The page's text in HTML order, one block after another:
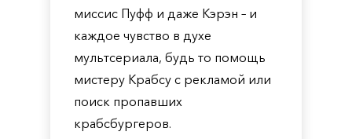
миссис Пуфф и даже Кэрэн – и
каждое чувство в духе
мультсериала, будь то помощь
мистеру Крабсу с рекламой или
поиск пропавших
крабсбургеров.